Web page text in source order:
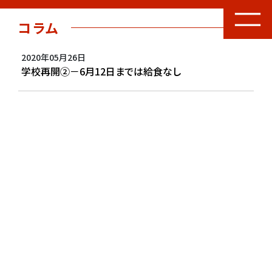
コラム
2020年05月26日
学校再開②－6月12日までは給食なし